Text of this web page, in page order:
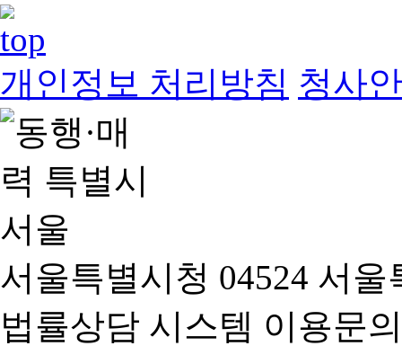
개인정보 처리방침 청사
서울특별시청 04524 서
법률상담 시스템 이용문